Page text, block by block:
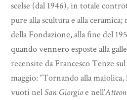
scelse (dal 1946), in totale
pure alla scultura e alla
della Fondazione, alla fine del
quando vennero esposte alla
recensite da Francesco Tenze
maggio: “Tornando alla
vuoti nelSan Giorgioe nell’